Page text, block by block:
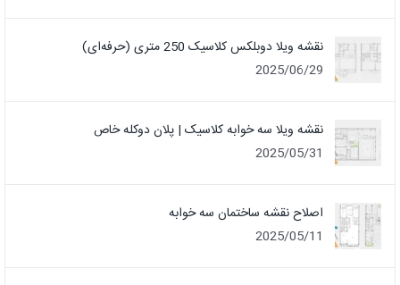
نقشه ویلا دوبلکس کلاسیک 250 متری (حرفه‌ای)
2025/06/29
نقشه ویلا سه خوابه کلاسیک | پلان دوکله خاص
2025/05/31
اصلاح نقشه ساختمان سه خوابه
2025/05/11